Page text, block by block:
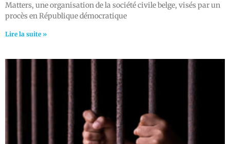
Matters, une organisation de la société civile belge, visés par un
procès en République démocratique
Lire la suite »